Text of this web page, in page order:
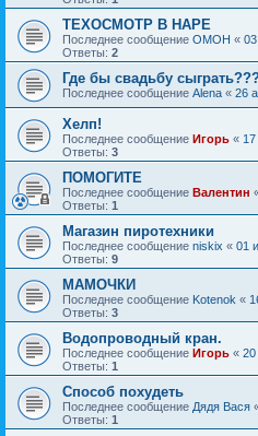
ТЕХОСМОТР В НАРЕ
Последнее сообщение OMOH «
Ответы: 2
Где бы свадьбу
Последнее сообщение Alena « 26
Хелп!
Последнее сообщение Игорь «
Ответы: 3
ПОМОГИТЕ
Последнее сообщение Валентин
Ответы: 1
Магазин пиротехники
Последнее сообщение niskix « 01
Ответы: 9
МАМОЧКИ
Последнее сообщение Kotenok «
Ответы: 3
Водопроводный кран.
Последнее сообщение Игорь « 20
Ответы: 1
Способ похудеть
Последнее сообщение Дядя Вася
Ответы: 1